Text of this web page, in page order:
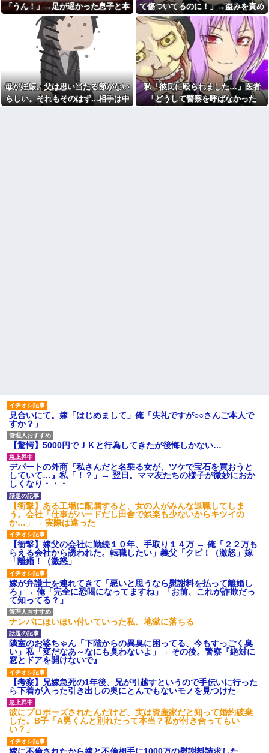
【速報】THE TIMEの女子ア
ナ、前屈みで乳パッドのような
ものが見えてしまう
友人「冗談じゃん」彼女「や
めてよ…」→居酒屋での悪ノリ
が原因で、なぜか俺まで責めら
れることになり…
夫に「自炊を覚えて！一緒に
料理しよう」と言ったら、レス
トランの予約をされた。自炊計
画は完全に狂って…
冷凍庫パンパン問題がずっと
は出てけ！二度と来るな！」結
果・・・
私「初めて飲む味だけどなん
のお茶？」彼「ちっ！」私「」
【GIF】JSのカンチョーワロ
タ
後続車にクラクションを鳴ら
され彼氏が逆切れ。「何クラク
ション鳴らしてんだ！降りてこ
いよ！」と怒鳴りだし...
【衝撃】報酬100万円超の治験
募集がこちらｗｗｗｗｗ(※画像
あり)
【ネット騒然】惨殺されたタ
ワマン頂き女子のこの動画、す
げえええええｗｗｗｗｗｗｗｗ
ｗｗｗ
【愕然】白のクラウン俺氏、
高速道路左車線を制限速度で走
った結果wwwwwwwwwwww
百年の恋12-899 食べた量を
張り合ってくる
【悲報】佐藤輝明・・・２軍
でも盛大にやらかす←あまり悲
しませないでくれ
パンクさせたｗｗｗざまぁｗｗ
ｗｗｗｗ
帰省した私（29歳事務職）
「ハンバーグ食べたい」→オカ
ン「ハンバーグに唐揚げサラダ
と手作りコーンスープ添えた
で！」なぜ実家の母親は子供が
30歳になっても「高校生運動部
レベルのガッツリ飯」を作って
しまうのか？
『ちょーだい』の一言を言え
ば「許可を取った」「すでに私
主な税金の成り立ちを調べて
「うん！」→足が遅かった息子と本
気で遊び続けた10年後…
て傷ついてるのに！」→盗みを責め
られた泥ママがまさかの被害者アピ
ール。その言い分に周囲から笑いが
漏れてしまい…
母が妊娠。父は思い当たる節がない
らしい。それもそのはず...相手は中
私「彼氏に殴られました…」医者
「どうして警察を呼ばなかった
見合いにて。嫁「はじめまして」俺「失礼ですが○○さんご本人で
すか？」
【驚愕】5000円でＪＫと行為してきたが後悔しかない…
デパートの外商『私さんだと名乗る女が、ツケで宝石を買おうと
していて…』私「！？」→ 翌日。ママ友たちの様子が微妙におか
しくなり・・・
【衝撃】ある工場に配属すると、女の人がみんな退職してしま
う。会社「仕事がハードだし田舎で娯楽も少ないからキツイの
か…」→ 実際は違った
【衝撃】嫁父の会社に勤続１０年、手取り１４万 → 俺「２２万も
らえる会社から誘われた。転職したい」義父「クビ！（激怒」嫁
「離婚！（激怒」
嫁が弁護士を連れてきて「悪いと思うなら慰謝料を払って離婚し
ろ」→ 俺「完全に恐喝になってますね」「お前、これが詐欺だっ
て知ってる？」
ナンパにほいほい付いていった私、地獄に落ちる
隣室のお婆ちゃん「下階からの異臭に困ってる、今もすっごく臭
い」私「変だなあ～なにも臭わないよ」→ その後。警察『絶対に
窓とドアを開けないで』
【考察】兄嫁急死の1年後、兄が引越すというので手伝いに行った
ら下着が入った引き出しの奥にとんでもないモノを見つけた
彼にプロポーズされたんだけど、実は資産家だと知って婚約破棄
した。B子「A男くんと別れたって本当？私が付き合ってもい
い？」
嫁に不倫されたから嫁と不倫相手に1000万の慰謝料請求した